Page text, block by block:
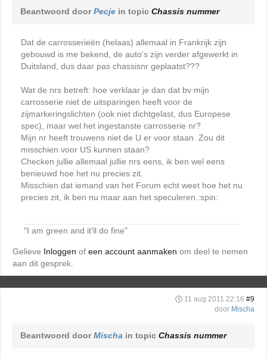
Beantwoord doorPecje in topic Chassis nummer
Dat de carrosserieën (helaas) allemaal in Frankrijk zijn
gebouwd is me bekend, de auto's zijn verder afgewerkt in
Duitsland, dus daar pas chassisnr geplaatst???
Wat de nrs betreft: hoe verklaar je dan dat bv mijn
carrosserie niet de uitsparingen heeft voor de
zijmarkeringslichten (ook niet dichtgelast, dus Europese
spec), maar wel het ingestanste carrosserie nr?
Mijn nr heeft trouwens niet de U er voor staan. Zou dit
misschien voor US kunnen staan?
Checken jullie allemaal jullie nrs eens, ik ben wel eens
benieuwd hoe het nu precies zit.
Misschien dat iemand van het Forum echt weet hoe het nu
precies zit, ik ben nu maar aan het speculeren.:spin:
"I am green and it'll do fine"
Gelieve Inloggen of een account aanmaken om deel te nemen
aan dit gesprek.
11 aug 2011 22:16 #9
door Mischa
Beantwoord doorMischa in topic Chassis nummer